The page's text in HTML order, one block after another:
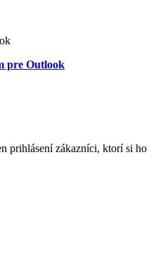
pre Outlook
prihlásení zákazníci, ktorí si ho